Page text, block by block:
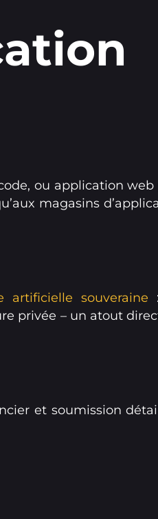
ou application web
magasins
artificielle souveraine
privée – un atout
et soumission